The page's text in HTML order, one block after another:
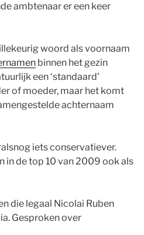
ambtenaar er een keer
woord als voornaam
binnen het gezin
een ‘standaard’
of moeder, maar het komt
achternaam
iets conservatiever.
in de top 10 van 2009 ook als
die legaal Nicolai Ruben
Gesproken over